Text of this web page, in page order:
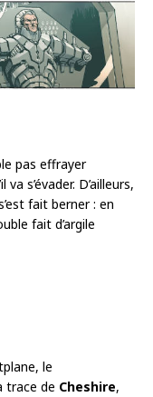
pas effrayer
s’évader. D’ailleurs,
fait berner : en
fait d’argile
le
trace de Cheshire,